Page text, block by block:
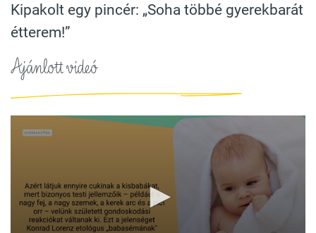
Kipakolt egy pincér: „Soha többé gyerekbarát
étterem!”
Ajánlott videó